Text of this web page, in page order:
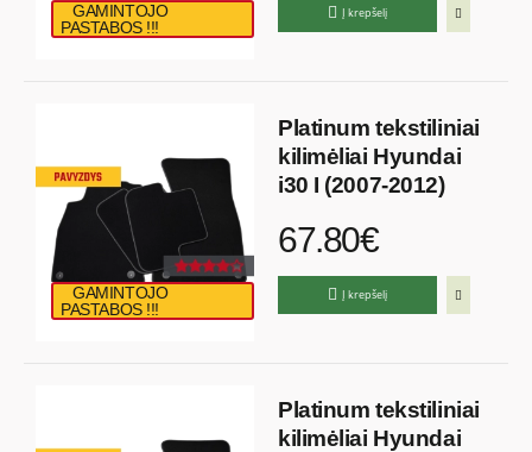
GAMINTOJO
PASTABOS !!!
Į krepšelį
GAMINTOJO
PASTABOS !!!
Platinum tekstiliniai
kilimėliai Hyundai
i30 I (2007-2012)
67.80€
Į krepšelį
Platinum tekstiliniai
kilimėliai Hyundai